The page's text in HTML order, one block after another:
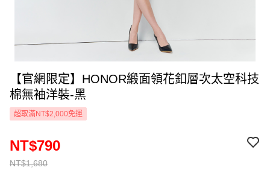
【官網限定】HONOR緞面領花釦層次太空科技
棉無袖洋裝-黑
超取滿NT$2,000免運
NT$1,680
NT$790